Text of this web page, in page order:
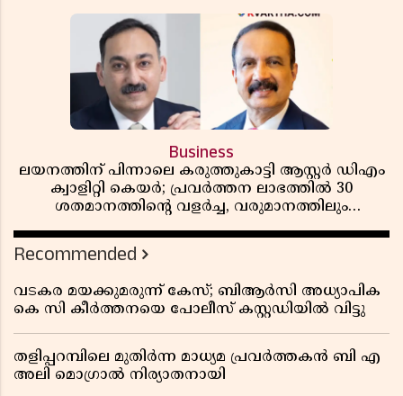
Business
ലയനത്തിന് പിന്നാലെ കരുത്തുകാട്ടി ആസ്റ്റർ ഡിഎം
ക്വാളിറ്റി കെയർ; പ്രവർത്തന ലാഭത്തിൽ 30
ശതമാനത്തിൻ്റെ വളർച്ച, വരുമാനത്തിലും
റിപ്പോർട്ട് പുറത്ത്
Recommended
വടകര മയക്കുമരുന്ന് കേസ്; ബിആർസി അധ്യാപിക
കെ സി കീർത്തനയെ പോലീസ് കസ്റ്റഡിയിൽ വിട്ടു
തളിപ്പറമ്പിലെ മുതിർന്ന മാധ്യമ പ്രവർത്തകൻ ബി എ
അലി മൊഗ്രാൽ നിര്യാതനായി